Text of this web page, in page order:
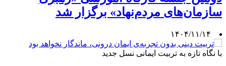
سازمان‌های مردم‌نهاد» برگزار شد
۱۴۰۴/۱۱/۱۴
با نگاه تازه به تربیت ایمانی نسل جدید